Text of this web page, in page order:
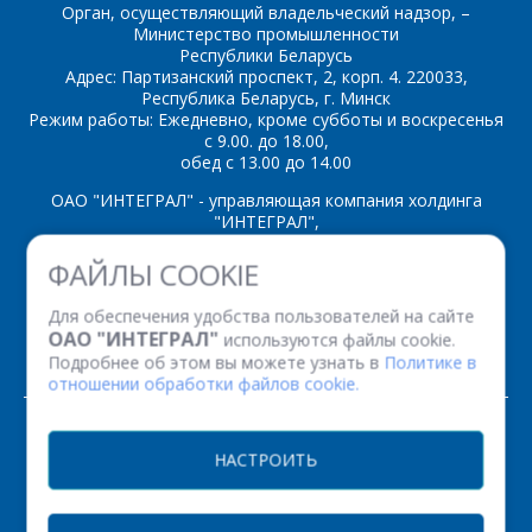
ФАЙЛЫ COOKIE
Для обеспечения удобства пользователей на сайте
ОАО "ИНТЕГРАЛ" используются файлы cookie.
Подробнее об этом вы можете узнать в Политике в
отношении обработки файлов cookie.
НАСТРОИТЬ
Орган, осуществляющий владельческий надзор, –
Министерство промышленности
Республики Беларусь
Адрес: Партизанский проспект, 2, корп. 4. 220033,
Республика Беларусь, г. Минск
Режим работы: Ежедневно, кроме субботы и воскресенья
с 9.00. до 18.00,
обед с 13.00 до 14.00
ОАО "ИНТЕГРАЛ" - управляющая компания холдинга
"ИНТЕГРАЛ",
ул. Казинца И.П., д.121А, комната 327, г. Минск, 220108,
Республика Беларусь
Факс: (+375 17) 338 12 94 УНП 100386629
Рег. номер 100386629 от 01.08.2013 г.
© 2026. Все права защищены.
- обязательные
поля
ОТПРАВИТЬ
*- обязательные
поля